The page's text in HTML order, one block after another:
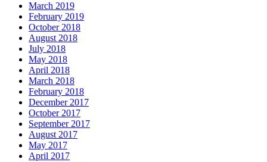
March 2019
February 2019
October 2018
August 2018
July 2018
May 2018
April 2018
March 2018
February 2018
December 2017
October 2017
September 2017
August 2017
May 2017
April 2017